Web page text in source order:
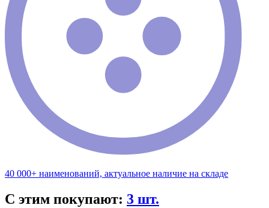
40 000+ наименований, актуальное наличие на складе
С этим покупают: 3 шт.